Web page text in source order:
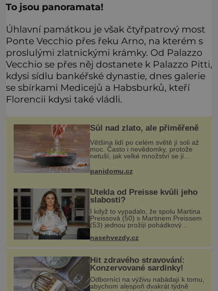
To jsou panoramata!
Úhlavní památkou je však čtyřpatrový most
Ponte Vecchio přes řeku Arno, na kterém s
proslulými zlatnickými krámky. Od Palazzo
Vecchio se přes něj dostanete k Palazzo Pitti,
kdysi sídlu bankéřské dynastie, dnes galerie
se sbírkami Medicejů a Habsburků, kteří
Florencii kdysi také vládli.
Sůl nad zlato, ale přiměřeně
Většina lidí po celém světě jí soli až
moc. Často i nevědomky, protože
netuší, jak velké množství se jí
potravinách, dokonce i těch
sladkých. Sůl je zdravá
panidomu.cz
Utekla od Preisse kvůli jeho
slabosti?
I když to vypadalo, že spolu Martina
Preissová (50) s Martinem Preissem
(53) jednou prožijí pohádkový
nedopadne. Doneslo se k nám, že
nasehvezdy.cz
Hit zdravého stravování:
Konzervované sardinky!
Odborníci na výživu nabádají k tomu,
abychom alespoň dvakrát týdně